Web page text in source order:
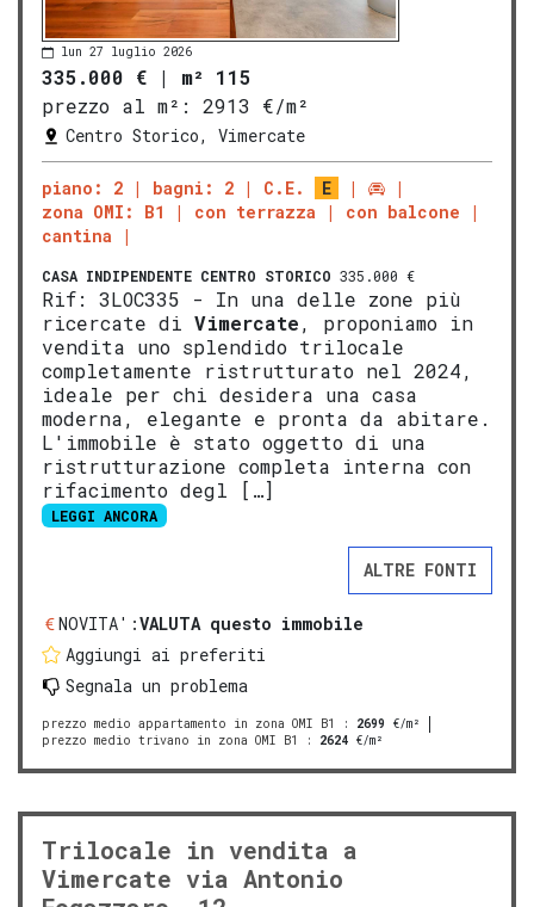
lun 27 luglio 2026
335.000 € | m² 115
prezzo al m²:
2913 €/m²
Centro Storico, Vimercate
piano: 2 bagni: 2 C.E.
E
zona OMI: B1
con terrazza
con balcone
cantina
CASA INDIPENDENTE CENTRO STORICO 335.000 €
Rif: 3LOC335 - In una delle zone più
ricercate di Vimercate, proponiamo in
vendita uno splendido trilocale
completamente ristrutturato nel 2024,
ideale per chi desidera una casa
moderna, elegante e pronta da abitare.
L'immobile è stato oggetto di una
ristrutturazione completa interna con
rifacimento degl […]
LEGGI ANCORA
ALTRE FONTI
NOVITA':VALUTA questo immobile
Aggiungi ai preferiti
Segnala un problema
prezzo medio appartamento in zona OMI B1 : 2699 €/m²
prezzo medio trivano in zona OMI B1
: 2624 €/m²
Trilocale in vendita a
Vimercate via Antonio